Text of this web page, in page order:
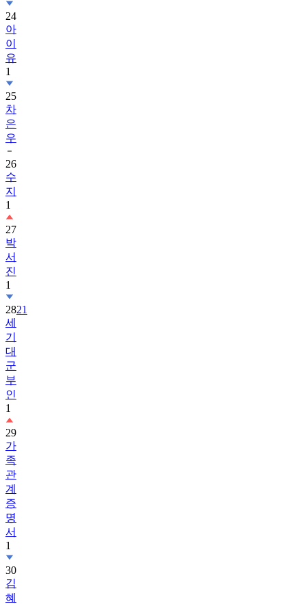
24
아
이
유
1
25
차
은
우
26
수
지
1
27
박
서
진
1
2821
세
기
대
군
부
인
1
29
가
족
관
계
증
명
서
1
30
김
혜